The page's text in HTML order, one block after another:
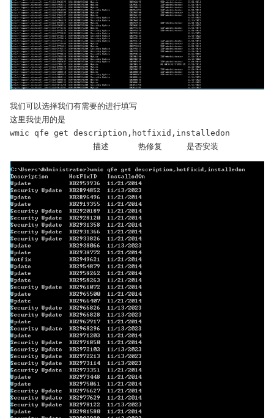
我们可以选择我们有需要的进行填写
这里我使用的是
wmic qfe get description,hotfixid,installedon
                 描述      热修复     是否安装